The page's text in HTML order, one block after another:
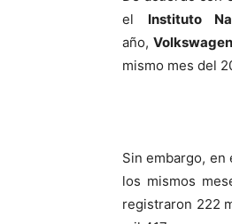
el Instituto
año,Volkswagen
mismo mes del
Sin embargo, en
los mismos
registraron 222